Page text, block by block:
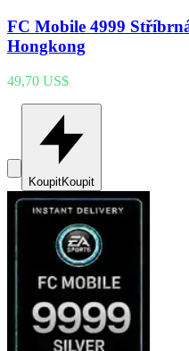
FC Mobile 4999
Hongkong
49,70 US$
KoupitKoupit